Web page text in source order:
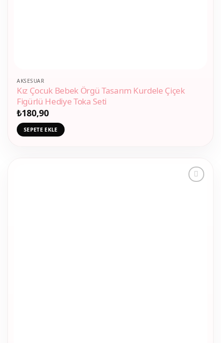
AKSESUAR
Kız Çocuk Bebek Örgü Tasarım Kurdele Çiçek
Figürlü Hediye Toka Seti
₺180,90
SEPETE EKLE